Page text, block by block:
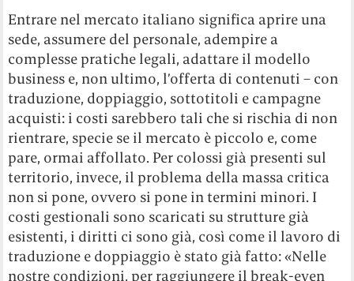
Entrare nel mercato italiano significa aprire una
sede, assumere del personale, adempire a
complesse pratiche legali, adattare il modello
business e, non ultimo, l’offerta di contenuti – con
traduzione, doppiaggio, sottotitoli e campagne
acquisti: i costi sarebbero tali che si rischia di non
rientrare, specie se il mercato è piccolo e, come
pare, ormai affollato. Per colossi già presenti sul
territorio, invece, il problema della massa critica
non si pone, ovvero si pone in termini minori. I
costi gestionali sono scaricati su strutture già
esistenti, i diritti ci sono già, così come il lavoro di
traduzione e doppiaggio è stato già fatto: «Nelle
nostre condizioni, per raggiungere il break-even